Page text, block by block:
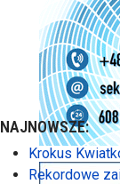
NAJNOWSZE:
Krokus
Rekordowe